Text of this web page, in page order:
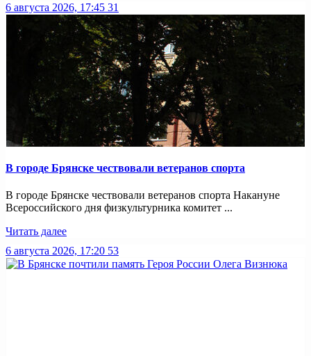
6 августа 2026, 17:45 31
В городе Брянске чествовали ветеранов спорта
В городе Брянске чествовали ветеранов спорта Накануне
Всероссийского дня физкультурника комитет ...
Читать далее
6 августа 2026, 17:20 53